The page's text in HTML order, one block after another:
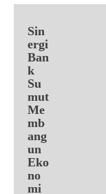
Sin
ergi
Ban
k
Su
mut
Me
mb
ang
un
Eko
no
mi